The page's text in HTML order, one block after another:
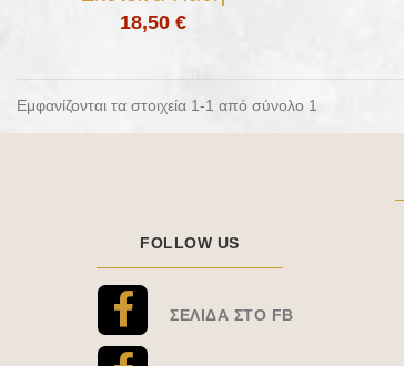
18,50 €
Εμφανίζονται τα στοιχεία 1-1 από σύνολο 1
FOLLOW US
ΣΕΛΊΔΑ ΣΤΟ FB